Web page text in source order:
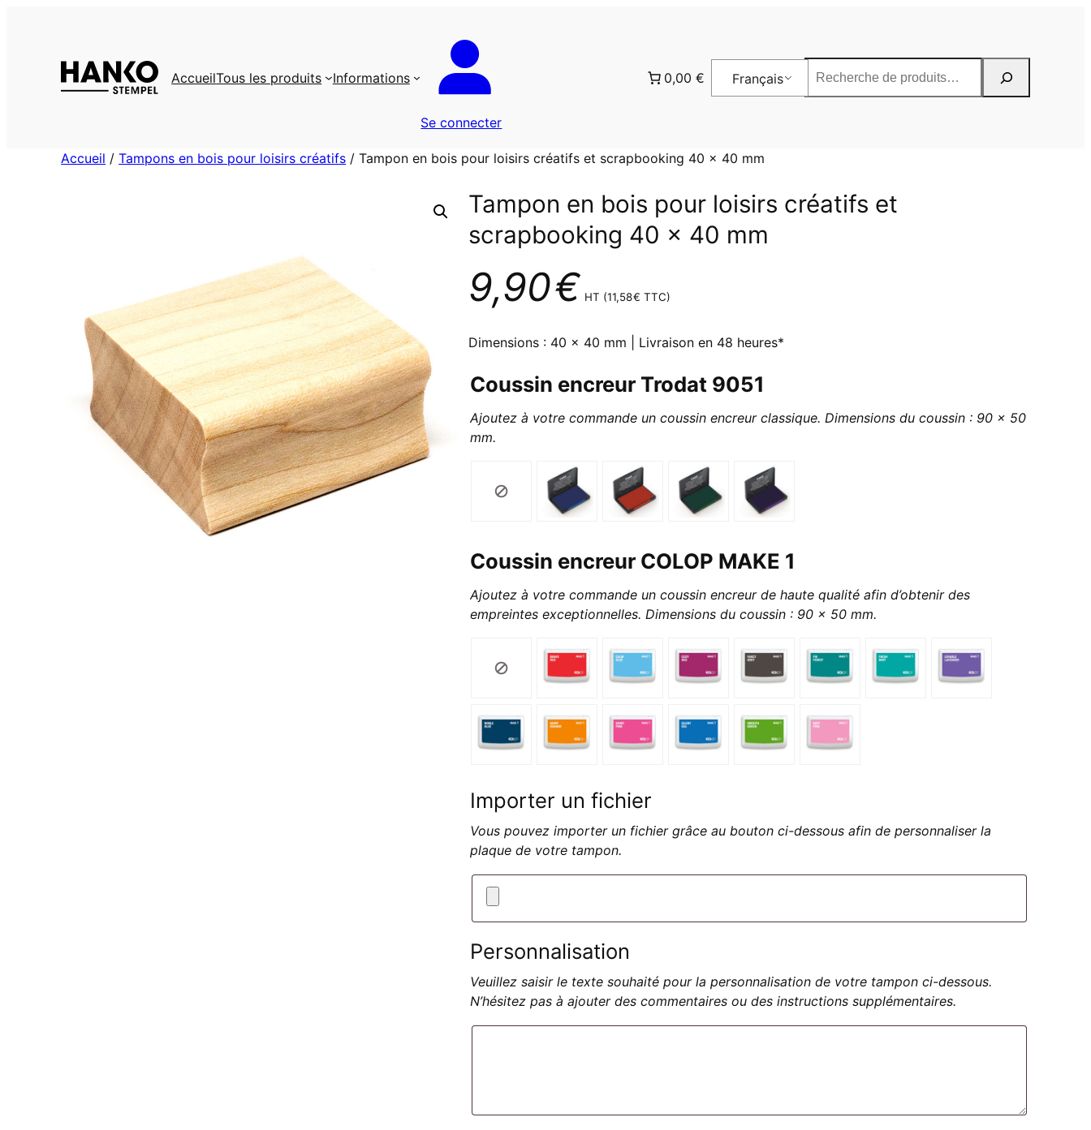
AccueilTous les produits Informations
Se connecter
0,00 € Français
Accueil /Tampons en bois pour loisirs créatifs / Tampon en bois pour loisirs créatifs et scrapbooking 40 x 40 mm
Tampon en bois pour loisirs créatifs et
scrapbooking 40 x 40 mm
9,90€ HT (11,58€ TTC)
Dimensions : 40 x 40 mm | Livraison en 48 heures*
Coussin encreur Trodat 9051
Ajoutez à votre commande un coussin encreur classique. Dimensions du coussin : 90 x 50
mm.
Coussin encreur COLOP MAKE 1
Ajoutez à votre commande un coussin encreur de haute qualité afin d’obtenir des
empreintes exceptionnelles. Dimensions du coussin : 90 x 50 mm.
Importer un fichier
Vous pouvez importer un fichier grâce au bouton ci-dessous afin de personnaliser la
plaque de votre tampon.
Personnalisation
Veuillez saisir le texte souhaité pour la personnalisation de votre tampon ci-dessous.
N’hésitez pas à ajouter des commentaires ou des instructions supplémentaires.